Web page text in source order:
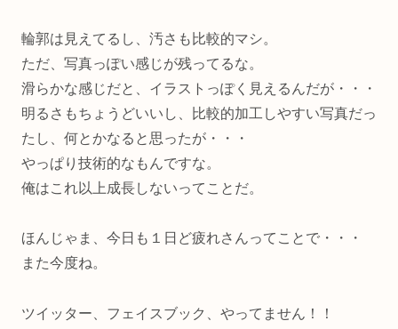
輪郭は見えてるし、汚さも比較的マシ。
ただ、写真っぽい感じが残ってるな。
滑らかな感じだと、イラストっぽく見えるんだが・・・
明るさもちょうどいいし、比較的加工しやすい写真だっ
たし、何とかなると思ったが・・・
やっぱり技術的なもんですな。
俺はこれ以上成長しないってことだ。
ほんじゃま、今日も１日ど疲れさんってことで・・・
また今度ね。
ツイッター、フェイスブック、やってません！！